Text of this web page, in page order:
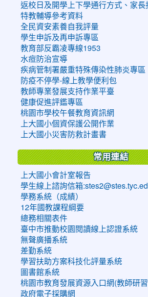
返校日及開學上下學通行方式、家長
特教輔導參考資料
全民資安素養自我評量
學生申訴及再申訴專區
教育部反霸凌專線1953
水痘防治宣導
疾病管制署嚴重特殊傳染性肺炎專區
防疫不停學-線上教學便利包
教師專業發展支持作業平臺
健康促進評鑑專區
桃園市學校午餐教育資訊網
上大國小個資保護公開作業
上大國小災害防救計畫書
常用連結
上大國小會計室報告
學生線上諮詢信箱
學務系統（成績）
12年國教課程綱要
總務相關表件
臺中市推動校園閱讀線上認證系統
無聲廣播系統
差勤系統
學習扶助方案科技化評量系統
圖書館系統
桃園市教育發展資源入口網(教師研
政府電子採購網